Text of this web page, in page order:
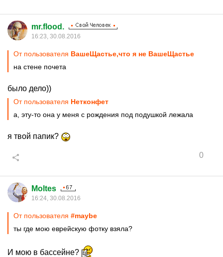
mr.flood.
16:23, 30.08.2016
От пользователя ВашеЩастье,что я не ВашеЩастье
на стене почета
было дело))
От пользователя Нетконфет
а, эту-то она у меня с рождения под подушкой лежала
я твой папик?
0
Moltes
16:24, 30.08.2016
От пользователя #maybe
ты где мою еврейскую фотку взяла?
И мою в бассейне?